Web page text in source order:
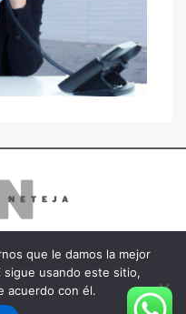
de Neteja
que le damos la mejor
usando este sitio,
acuerdo con él.